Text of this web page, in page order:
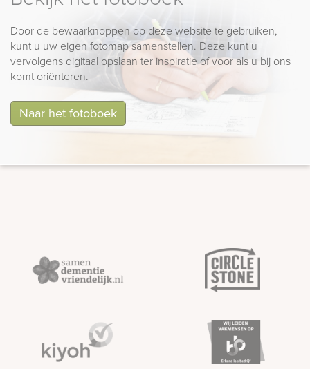
Door de bewaarknoppen op deze website te gebruiken,
kunt u uw eigen fotomap samenstellen. Deze kunt u
vervolgens digitaal opslaan ter inspiratie of voor als u bij ons
komt oriënteren.
Naar het fotoboek